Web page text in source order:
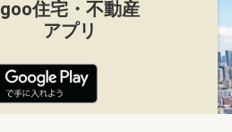
goo住宅・不動産
アプリ